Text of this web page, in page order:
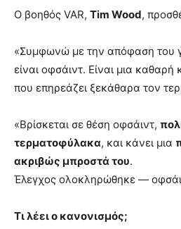
Ο βοηθός VAR, Tim Wood,
«Συμφωνώ με την απόφαση του
είναι οφσάιντ. Είναι μια
που επηρεάζει ξεκάθαρα τον
«Βρίσκεται σε θέση οφσάιντ,
τερματοφύλακα, και κάνει μια
ακριβώς μπροστά του.
Έλεγχος ολοκληρώθηκε —
Τι λέει ο κανονισμός;